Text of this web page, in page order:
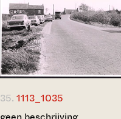
35. 1113_1035